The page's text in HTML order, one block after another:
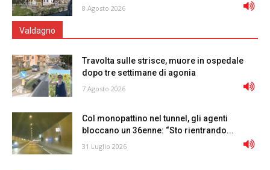
8 Agosto 2026
Valdagno
Travolta sulle strisce, muore in ospedale
dopo tre settimane di agonia
7 Agosto 2026
Col monopattino nel tunnel, gli agenti
bloccano un 36enne: “Sto rientrando...
31 Luglio 2026